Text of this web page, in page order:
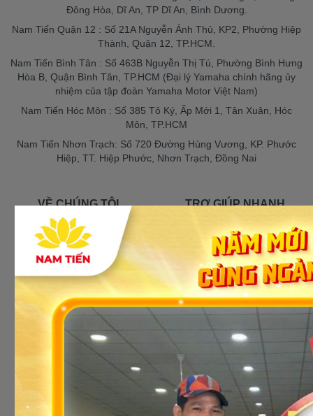
Đông Hòa, Dĩ An, TP Dĩ An, Bình Dương.
Nam Tiến Quận 12 : Số 21A Nguyễn Ảnh Thủ, KP2, Phường Hiệp
Thành, Quận 12, TP.HCM.
Nam Tiến Bình Tân : Số 463B Nguyễn Thị Tú, Phường Bình Hưng
Hòa B, Quận Bình Tân, TP.HCM (Đại lý Yamaha chính hãng ủy
nhiệm của tập đoàn Yamaha Motor Việt Nam)
Nam Tiến Hóc Môn : Số 385 Tô Ký, Ấp Mới 1, Tân Xuân, Hóc
Môn, TP.HCM
Nam Tiến Nhơn Trạch: Số 720 Đường Hùng Vương, KP. Phước
Hiệp, TT. Hiệp Phước, Nhơn Trạch, Đồng Nai
VỀ CHÚNG TÔI
Giới thiệu
Tuyển dụng
Liên hệ
TRỢ GIÚP NHANH
Chính sách giao hàng
Chính sách bảo mật
Chính sách bảo hành
Chính sách đổi/trả
Hướng dẫn thanh toán
KẾT NỐI CHÚNG TÔI